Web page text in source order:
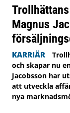
Magnus
KARRIÄR
och skapar nu
Jacobsson har
att utveckla
nya